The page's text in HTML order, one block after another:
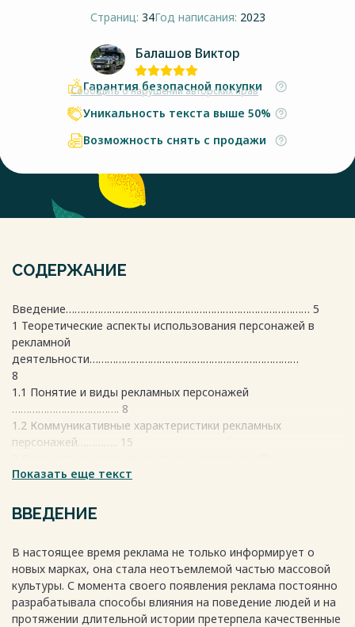
Страниц: 34Год написания: 2023
Балашов Виктор
Сообщить о нарушении авторских прав
Гарантия безопасной покупки
Уникальность текста выше 50%
Возможность снять с продажи
СОДЕРЖАНИЕ
Введение………………………………………………………………………… 5
1 Теоретические аспекты использования персонажей в
рекламной
деятельности………………………………………………………………
8
1.1 Понятие и виды рекламных персонажей
………………………………. 8
1.2 Коммуникативные характеристики рекламных
персонажей………….. 15
практической деятельности
18
2.1 Рекламный персонаж в зарубежной практике……………...
2.2 Рекламный персонаж в отечественной
практике………………………. 26
Заключение……………………………………………………………………...
Перечень использованных информационных
Показать еще текст
ВВЕДЕНИЕ
В настоящее время реклама не только информирует о
новых марках, она стала неотъемлемой частью массовой
культуры. С момента своего появления реклама постоянно
разрабатывала способы влияния на поведение людей и на
протяжении длительной истории претерпела качественные